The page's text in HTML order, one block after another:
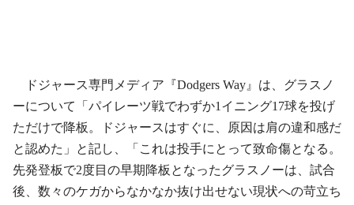
ドジャース専門メディア『Dodgers Way』は、グラスノ
ーについて「パイレーツ戦でわずか1イニング17球を投げ
ただけで降板。ドジャースはすぐに、原因は肩の違和感だ
と認めた」と記し、「これは投手にとって致命傷となる。
先発登板で2度目の早期降板となったグラスノーは、試合
後、数々のケガからなかなか抜け出せない現状への苛立ち